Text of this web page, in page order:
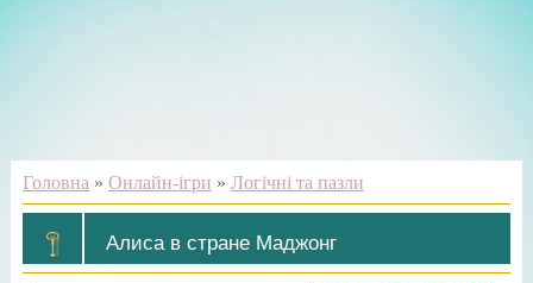
Головна » Онлайн-ігри » Логічні та пазли
Алиса в стране Маджонг